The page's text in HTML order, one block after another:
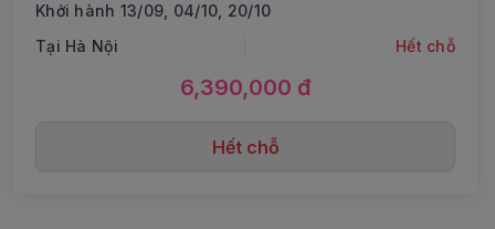
Khởi hành 13/09, 04/10, 20/10
Tại Hà Nội
Hết chỗ
6,390,000 đ
Hết chỗ